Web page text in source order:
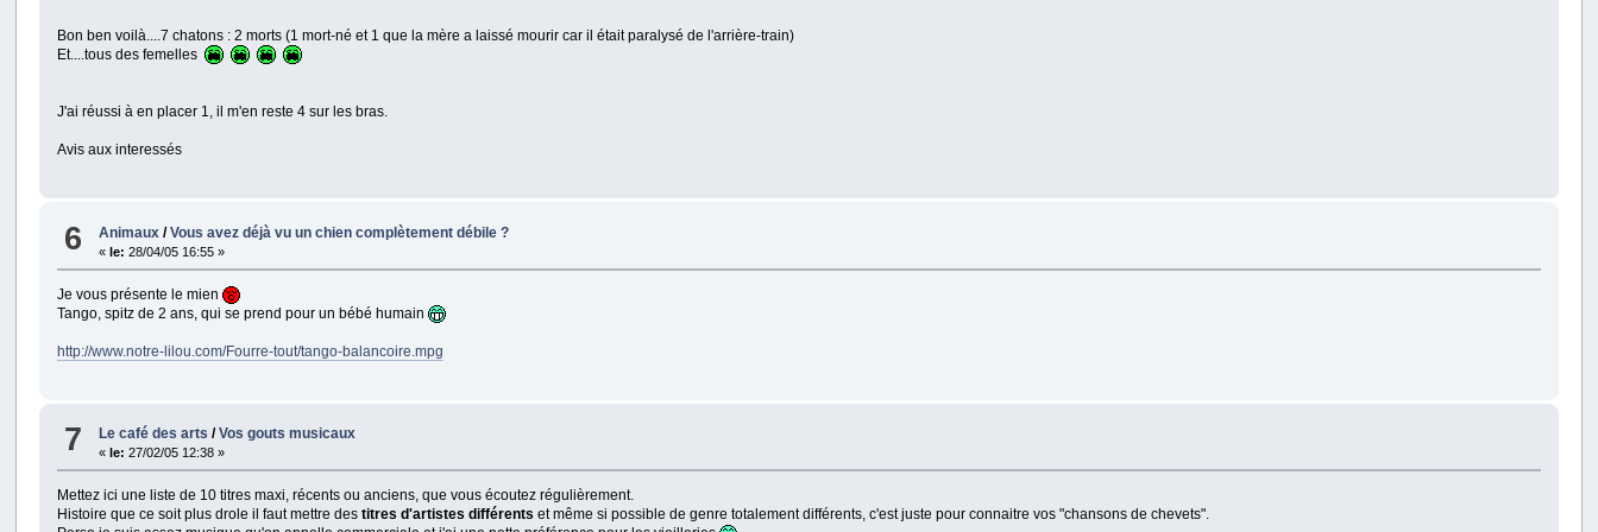
Bon ben voilà....7 chatons : 2 morts (1 mort-né et 1 que la mère a laissé mourir car il était paralysé de l'arrière-train)
Et....tous des femelles
J'ai réussi à en placer 1, il m'en reste 4 sur les bras.
Avis aux interessés
6 Animaux/Vous avez déjà vu un chien complètement débile ?
« le: 28/04/05 16:55 »
Je vous présente le mien
Tango, spitz de 2 ans, qui se prend pour un bébé humain
http://www.notre-lilou.com/Fourre-tout/tango-balancoire.mpg
7 Le café des arts /Vos gouts musicaux
« le: 27/02/05 12:38 »
Mettez ici une liste de 10 titres maxi, récents ou anciens, que vous écoutez régulièrement.
Histoire que ce soit plus drole il faut mettre destitres d'artistes différents et même si possible de genre totalement différents, c'est juste pour connaitre vos "chansons de chevets".